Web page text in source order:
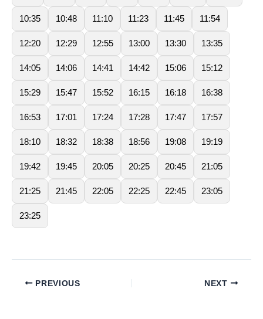
10:35 10:48 11:10 11:23 11:45 11:54
12:20 12:29 12:55 13:00 13:30 13:35
14:05 14:06 14:41 14:42 15:06 15:12
15:29 15:47 15:52 16:15 16:18 16:38
16:53 17:01 17:24 17:28 17:47 17:57
18:10 18:32 18:38 18:56 19:08 19:19
19:42 19:45 20:05 20:25 20:45 21:05
21:25 21:45 22:05 22:25 22:45 23:05
23:25
PREVIOUS NEXT